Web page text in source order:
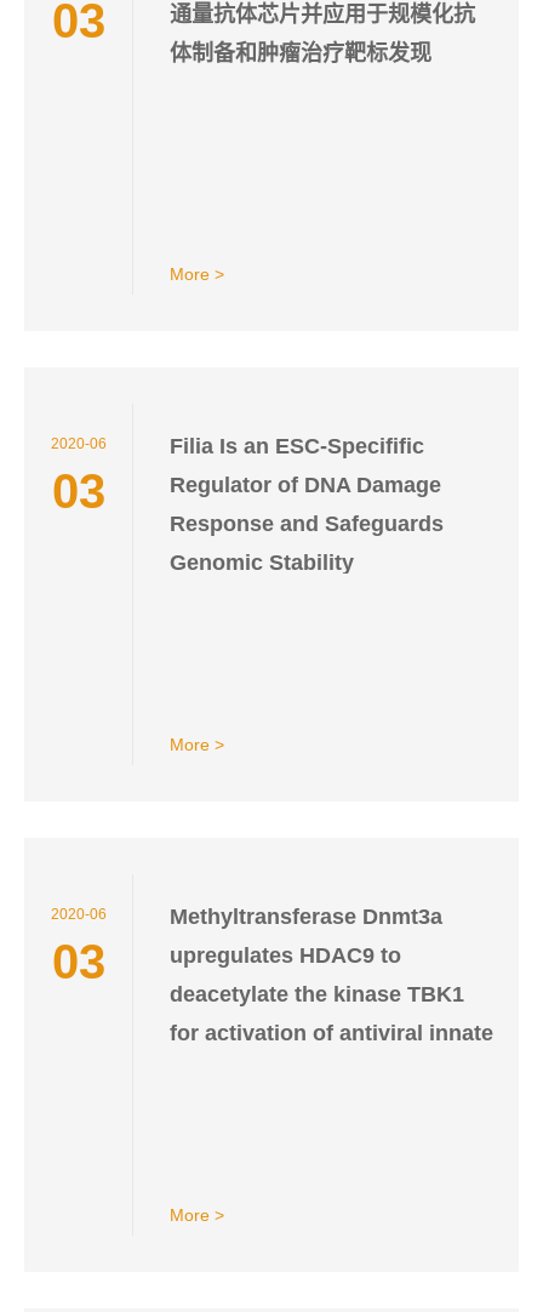
03
通量抗体芯片并应用于规模化抗
体制备和肿瘤治疗靶标发现
More >
2020-06
03
Filia Is an ESC-Specifific
Regulator of DNA Damage
Response and Safeguards
Genomic Stability
More >
2020-06
03
Methyltransferase Dnmt3a
upregulates HDAC9 to
deacetylate the kinase TBK1
for activation of antiviral innate
More >